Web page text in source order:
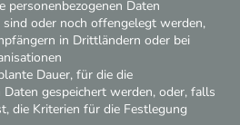
personenbezogenen Daten
oder noch offengelegt werden,
in Drittländern oder bei
Dauer, für die die
Daten gespeichert werden, oder, falls
die Kriterien für die Festlegung